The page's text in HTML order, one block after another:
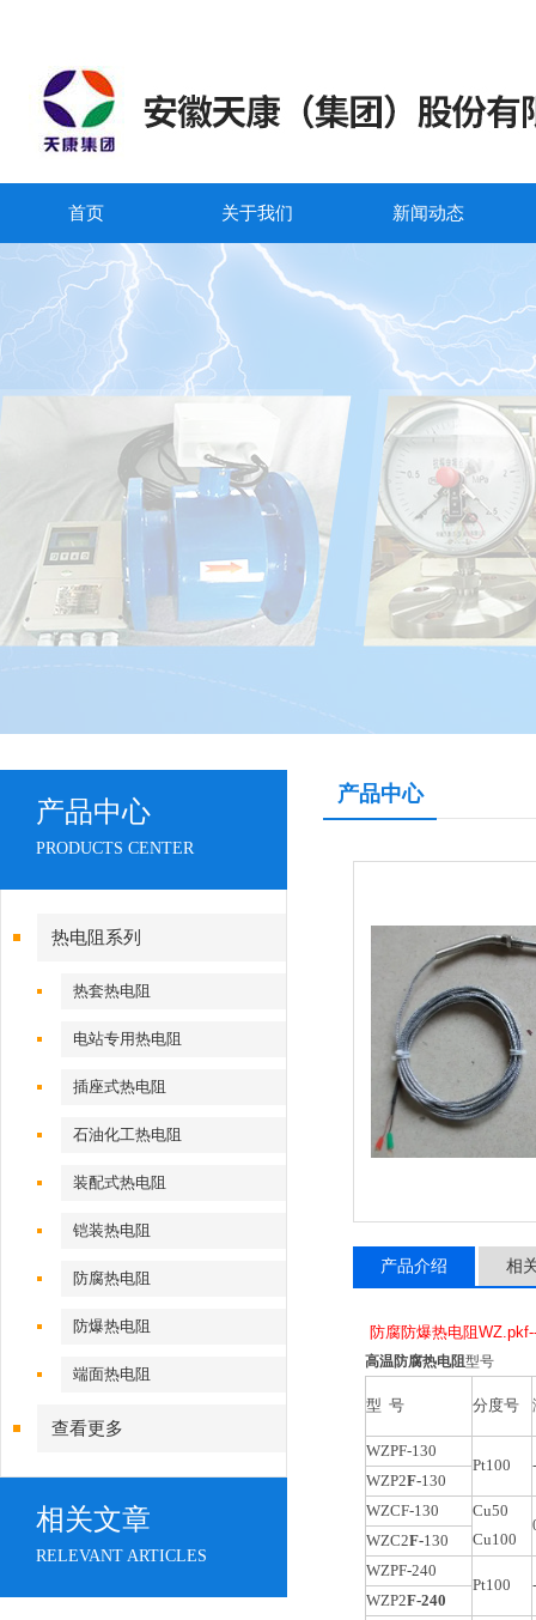
首页 关于我们 新闻动态
产品中心
PRODUCTS CENTER
热电阻系列
热套热电阻
电站专用热电阻
插座式热电阻
石油化工热电阻
装配式热电阻
铠装热电阻
防腐热电阻
防爆热电阻
端面热电阻
查看更多
相关文章
RELEVANT ARTICLES
产品中心
产品介绍 相
防腐防爆热电阻WZ
高温防腐热电阻型号
型 号 分度号
WZPF-130
Pt100
WZP2F-130
WZCF-130
Cu50
Cu100
WZC2F-130
WZPF-240
Pt100
WZP2F-240